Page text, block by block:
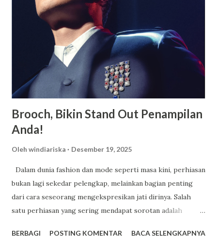
akan saya paparkan beberapa keunggulannya. Fasilitas
Modern dan Lengkap, Selain memiliki suatu asrama yang
luas dan juga nyaman untuk ditempati oleh para siswa
maupun siswi, terdapat berbagai macam fasilitas lainnya
yang juga dimiliki oleh SMA Dwi Warna untuk menunjang
kegiatan belajar siswa. SMA Dwi Warna pun ialah suatu
sekolah yang memiliki area sangat luas serta memiliki l...
Brooch, Bikin Stand Out Penampilan
Anda!
Oleh windiariska Desember 19, 2025
Dalam dunia fashion dan mode seperti masa kini, perhiasan
bukan lagi sekedar pelengkap, melainkan bagian penting
dari cara seseorang mengekspresikan jati dirinya. Salah
satu perhiasan yang sering mendapat sorotan adalah
memberikan dampak besar pada penampilan Anda. Memakai
BERBAGI POSTING KOMENTAR BACA SELENGKAPNYA